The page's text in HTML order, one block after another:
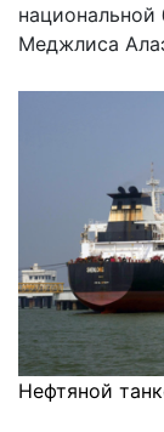
национальной
Меджлиса
Нефтяной